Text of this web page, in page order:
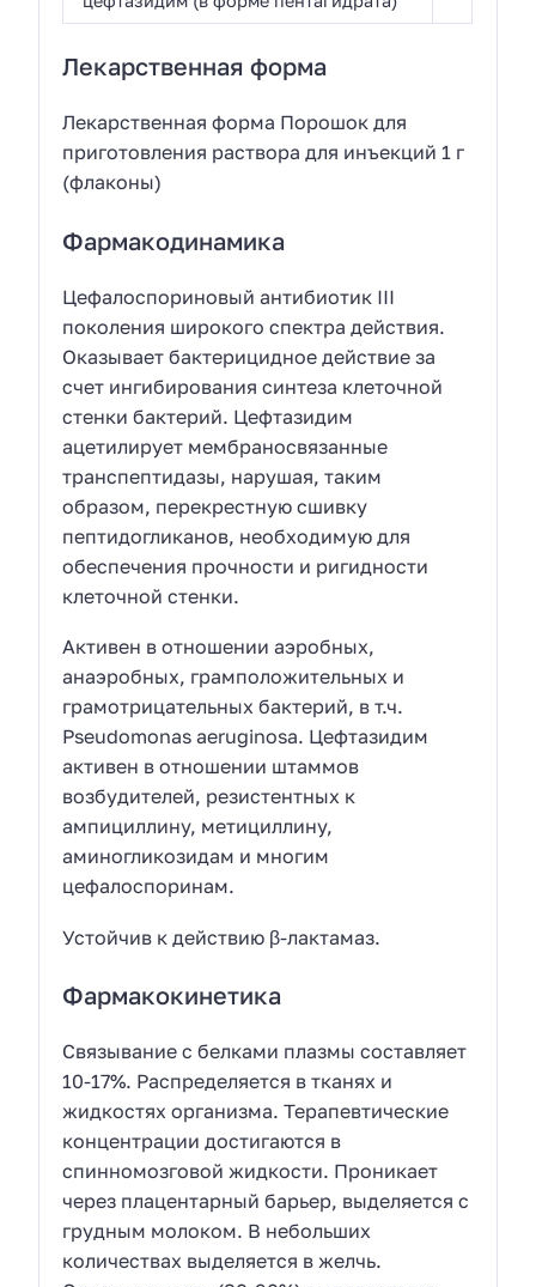
Лекарственная форма
Лекарственная форма Порошок для
приготовления раствора для инъекций 1 г
(флаконы)
Фармакодинамика
Цефалоспориновый антибиотик III
поколения широкого спектра действия.
Оказывает бактерицидное действие за
счет ингибирования синтеза клеточной
стенки бактерий. Цефтазидим
ацетилирует мембраносвязанные
транспептидазы, нарушая, таким
образом, перекрестную сшивку
пептидогликанов, необходимую для
обеспечения прочности и ригидности
клеточной стенки.
Активен в отношении аэробных,
анаэробных, грамположительных и
грамотрицательных бактерий, в т.ч.
Pseudomonas aeruginosa. Цефтазидим
активен в отношении штаммов
возбудителей, резистентных к
ампициллину, метициллину,
аминогликозидам и многим
цефалоспоринам.
Устойчив к действию β-лактамаз.
Фармакокинетика
Связывание с белками плазмы составляет
10-17%. Распределяется в тканях и
жидкостях организма. Терапевтические
концентрации достигаются в
спинномозговой жидкости. Проникает
через плацентарный барьер, выделяется с
грудным молоком. В небольших
количествах выделяется в желчь.